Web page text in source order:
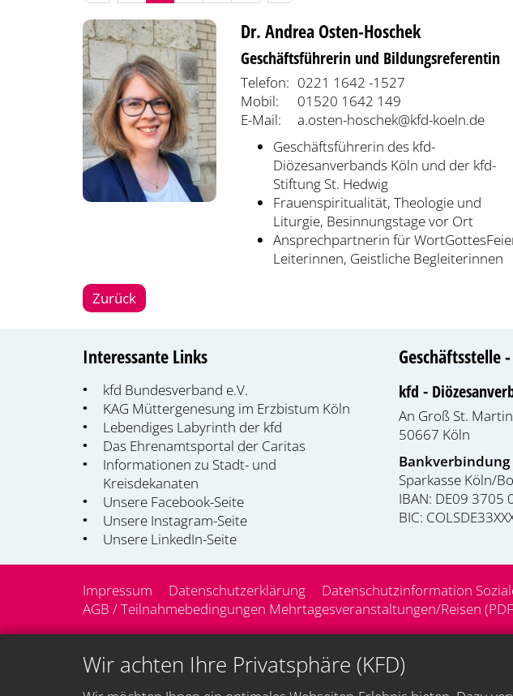
Wir achten Ihre Privatsphäre (KFD)
Dr. Andrea Osten-Hoschek
Geschäftsführerin und Bildungsreferentin
Telefon: 0221 1642 -1527
Mobil:
01520 1642 149
E-Mail:
a.osten-hoschek@kfd-koeln.de
Geschäftsführerin des kfd-
Diözesanverbands Köln und der kfd-
Stiftung St. Hedwig
Frauenspiritualität, Theologie und
Liturgie, Besinnungstage vor Ort
Ansprechpartnerin für
Leiterinnen, Geistliche Begleiterinnen
Zurück
Interessante Links
kfd Bundesverband e.V.
KAG Müttergenesung im Erzbistum Köln
Lebendiges Labyrinth der kfd
Das Ehrenamtsportal der Caritas
Informationen zu Stadt- und
Kreisdekanaten
Unsere Facebook-Seite
Unsere Instagram-Seite
Unsere LinkedIn-Seite
Geschäftsstelle
kfd -
An Groß St.
50667 Köln
Bankverbindung
Sparkasse Köln/
IBAN: DE09
BIC:
Impressum Datenschutzerklärung Datenschutzinformation
AGB / Teilnahmebedingungen Mehrtagesveranstaltungen/Reisen